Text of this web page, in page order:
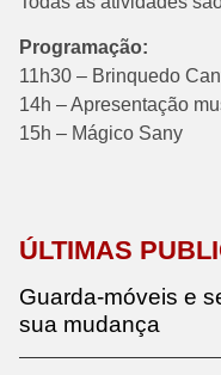
Programação:
11h30 – Brinquedo
14h – Apresentação
15h – Mágico Sany
ÚLTIMAS
Guarda-móveis e
sua mudança